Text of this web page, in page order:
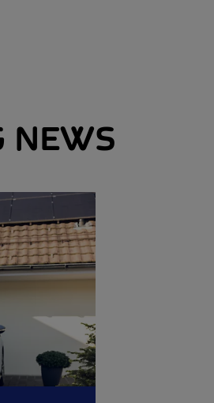
NEWS